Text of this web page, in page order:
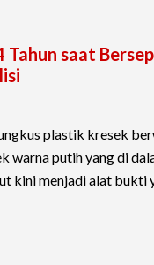
Tahun saat
plastik kresek
warna putih yang di
kini menjadi alat